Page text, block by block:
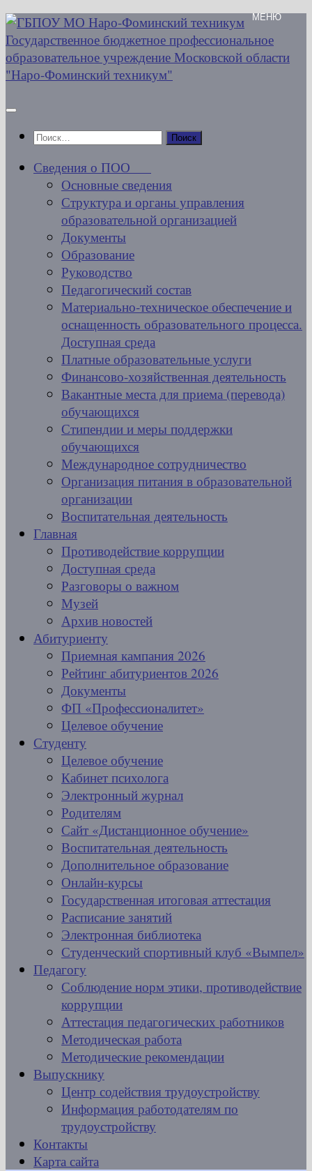
Перейти
к
содержимому
Найти:
Сведения о ПОО
Основные сведения
Структура и органы управления
образовательной организацией
Документы
Образование
Руководство
Педагогический состав
Материально-техническое обеспечение и
оснащенность образовательного процесса.
Доступная среда
Платные образовательные услуги
Финансово-хозяйственная деятельность
Вакантные места для приема (перевода)
обучающихся
Стипендии и меры поддержки
обучающихся
Международное сотрудничество
Организация питания в образовательной
организации
Воспитательная деятельность
Главная
Противодействие коррупции
Доступная среда
Разговоры о важном
Музей
Архив новостей
Абитуриенту
Приемная кампания 2026
Рейтинг абитуриентов 2026
Документы
ФП «Профессионалитет»
Целевое обучение
Студенту
Целевое обучение
Кабинет психолога
Электронный журнал
Родителям
Сайт «Дистанционное обучение»
Воспитательная деятельность
Дополнительное образование
Онлайн-курсы
Государственная итоговая аттестация
Расписание занятий
Электронная библиотека
Студенческий спортивный клуб «Вымпел»
Педагогу
Соблюдение норм этики, противодействие
коррупции
Аттестация педагогических работников
Методическая работа
Методические рекомендации
Выпускнику
Центр содействия трудоустройству
Информация работодателям по
трудоустройству
Контакты
Карта сайта